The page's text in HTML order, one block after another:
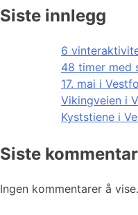
Siste innlegg
6
48 timer med
17. mai i
Vikingveien i
Kyststiene i
Siste
Ingen kommentarer å vise.